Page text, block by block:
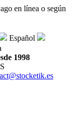
en línea o según
Español
1998